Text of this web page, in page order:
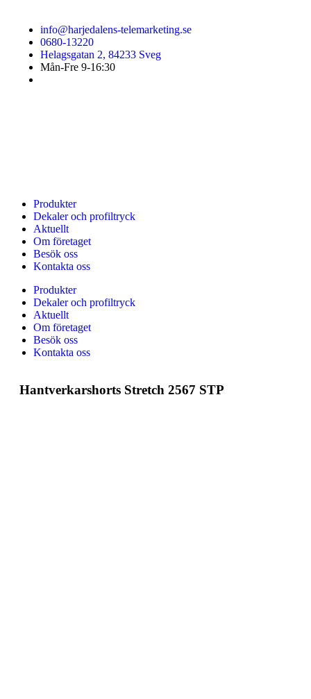
info@harjedalens-telemarketing.se
0680-13220
Helagsgatan 2, 84233 Sveg
Mån-Fre 9-16:30
Produkter
Dekaler och profiltryck
Aktuellt
Om företaget
Besök oss
Kontakta oss
Produkter
Dekaler och profiltryck
Aktuellt
Om företaget
Besök oss
Kontakta oss
Hantverkarshorts Stretch 2567 STP